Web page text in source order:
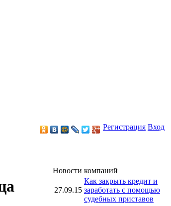
Регистрация Вход
Новости компаний
27.09.15
Как закрыть кредит и
заработать с помощью
судебных приставов